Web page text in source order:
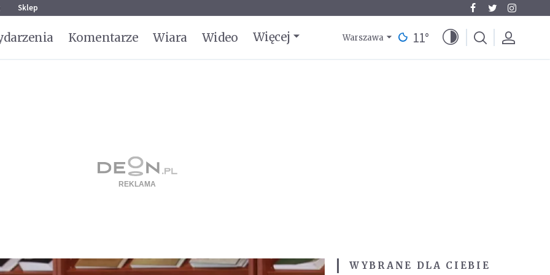
Sklep
Komentarze Wiara Wideo Więcej Warszawa 11°
WYBRANE DLA CIEBIE